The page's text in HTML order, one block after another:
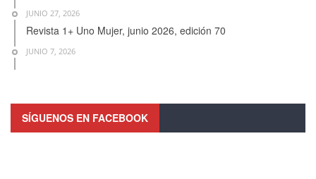
JUNIO 27, 2026
Revista 1+ Uno Mujer, junio 2026, edición 70
JUNIO 7, 2026
SÍGUENOS EN FACEBOOK